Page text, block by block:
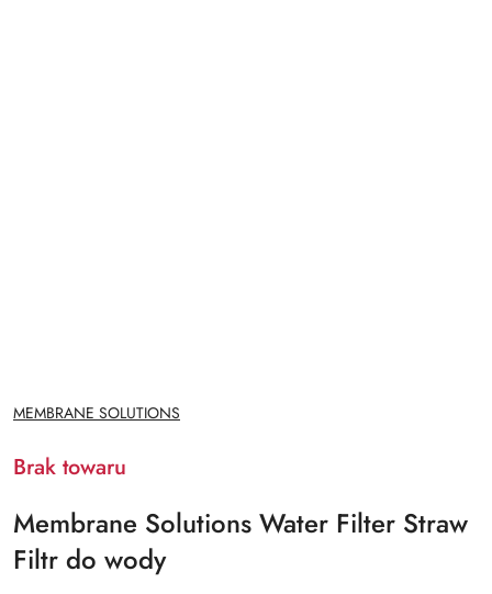
NAZWA
PRODUCENTA:
MEMBRANE SOLUTIONS
Brak towaru
Membrane Solutions Water Filter Straw
Filtr do wody